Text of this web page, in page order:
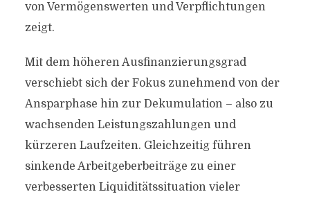
von Vermögenswerten und Verpflichtungen
zeigt.
Mit dem höheren Ausfinanzierungsgrad
verschiebt sich der Fokus zunehmend von der
Ansparphase hin zur Dekumulation – also zu
wachsenden Leistungszahlungen und
kürzeren Laufzeiten. Gleichzeitig führen
sinkende Arbeitgeberbeiträge zu einer
verbesserten Liquiditätssituation vieler